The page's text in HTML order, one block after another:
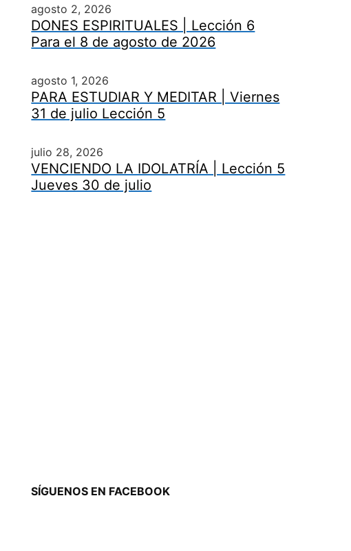
agosto 2, 2026
DONES ESPIRITUALES | Lección 6
Para el 8 de agosto de 2026
agosto 1, 2026
PARA ESTUDIAR Y MEDITAR | Viernes
31 de julio Lección 5
julio 28, 2026
VENCIENDO LA IDOLATRÍA | Lección 5
Jueves 30 de julio
SÍGUENOS EN FACEBOOK